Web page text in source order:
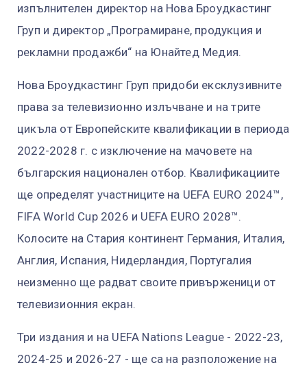
изпълнителен директор на Нова Броудкастинг
Груп и директор „Програмиране, продукция и
рекламни продажби“ на Юнайтед Медия.
Нова Броудкастинг Груп придоби ексклузивните
права за телевизионно излъчване и на трите
цикъла от Европейските квалификации в периода
2022-2028 г. с изключение на мачовете на
българския национален отбор. Квалификациите
ще определят участниците на UEFA EURO 2024™,
FIFA World Cup 2026 и UEFA EURO 2028™.
Колосите на Стария континент Германия, Италия,
Англия, Испания, Нидерландия, Португалия
неизменно ще радват своите привърженици от
телевизионния екран.
Три издания и на UEFA Nations League - 2022-23,
2024-25 и 2026-27 - ще са на разположение на